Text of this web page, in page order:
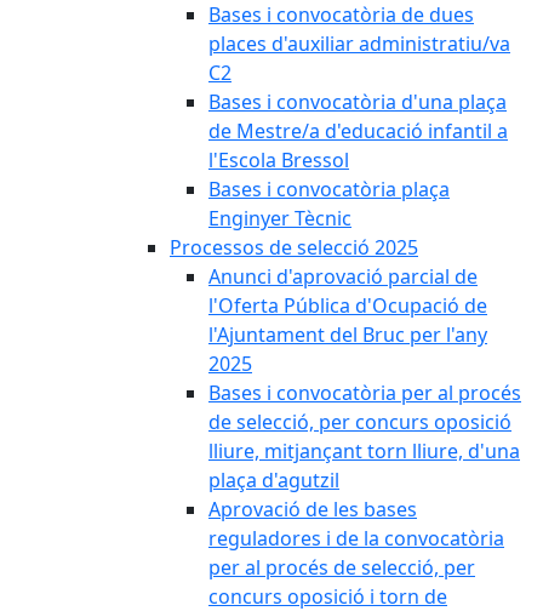
Bases i convocatòria de dues
places d'auxiliar administratiu/va
C2
Bases i convocatòria d'una plaça
de Mestre/a d'educació infantil a
l'Escola Bressol
Bases i convocatòria plaça
Enginyer Tècnic
Processos de selecció 2025
Anunci d'aprovació parcial de
l'Oferta Pública d'Ocupació de
l'Ajuntament del Bruc per l'any
2025
Bases i convocatòria per al procés
de selecció, per concurs oposició
lliure, mitjançant torn lliure, d'una
plaça d'agutzil
Aprovació de les bases
reguladores i de la convocatòria
per al procés de selecció, per
concurs oposició i torn de